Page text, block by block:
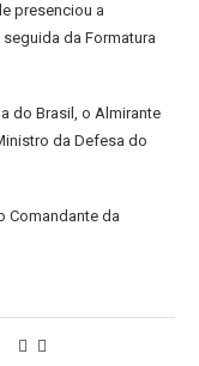
presenciou a
da Formatura
do Brasil, o Almirante
da Defesa do
Comandante da